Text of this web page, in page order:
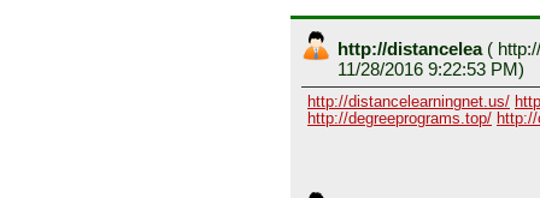
http://distancelea (
11/28/2016 9:22:53 PM)
http://distancelearningnet.us/
http://degreeprograms.top/